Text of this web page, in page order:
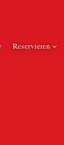
Reservieren